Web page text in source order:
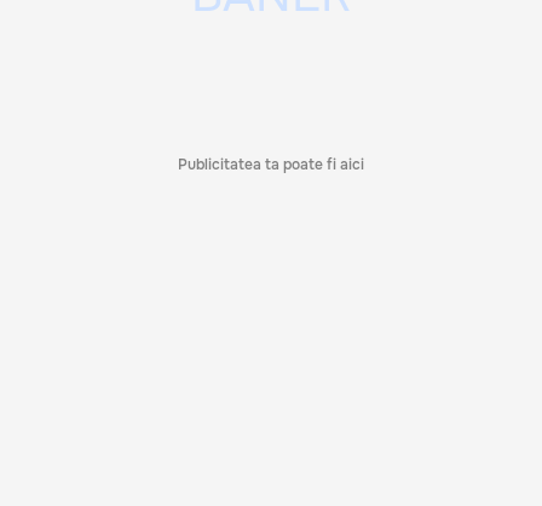
Publicitatea ta poate fi aici